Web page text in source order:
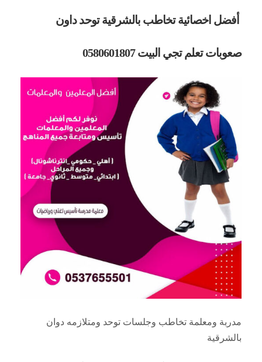
أفضل اخصائية تخاطب بالشرقية توحد داون
صعوبات تعلم تجي البيت 0580601807
مدربة ومعلمة تخاطب وجلسات توحد ومتلازمه دوان
بالشرقية